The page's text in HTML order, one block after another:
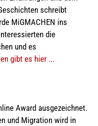
schreibt
MiGMACHEN ins
die
und es
gibt es hier ...
Award ausgezeichnet.
und Migration wird in